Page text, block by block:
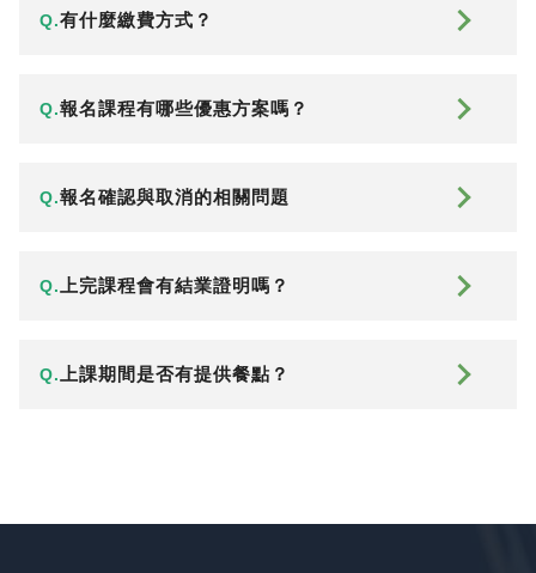
Q.有什麼繳費方式？
Q.報名課程有哪些優惠方案嗎？
Q.報名確認與取消的相關問題
Q. 上完課程會有結業證明嗎？
Q. 上課期間是否有提供餐點？